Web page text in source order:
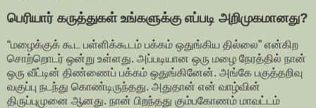
பெரியார் கருத்துகள் உங்களுக்கு எப்படி அறிமுகமானது?
“மழைக்குக் கூட பள்ளிக்கூடம் பக்கம் ஒதுங்கிய தில்லை” என்கிற
சொற்றொடர் ஒன்று உள்ளது. அப்படியான ஒரு மழை நேரத்தில் நான்
ஒரு வீட்டின் திண்ணைப் பக்கம் ஒதுங்கினேன். அங்கே பகுத்தறிவு
வகுப்பு நடந்து கொண்டிருந்தது. அதுதான் என் வாழ்வின்
திருப்புமுனை ஆனது. நான் பிறந்தது கும்பகோணம் மாவட்டம்